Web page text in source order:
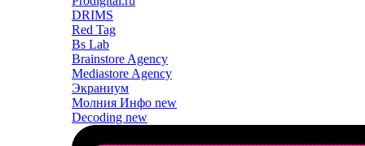
DRIMS
Red Tag
Bs Lab
Brainstore Agency
Mediastore Agency
Экраниум
Молния Инфо new
Decoding new